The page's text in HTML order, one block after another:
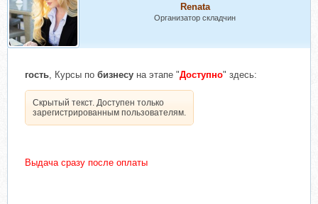
Renata
Организатор складчин
гость , Курсы по бизнесу на этапе "Доступно" здесь:
Скрытый текст. Доступен только
зарегистрированным пользователям.
Выдача сразу после оплаты